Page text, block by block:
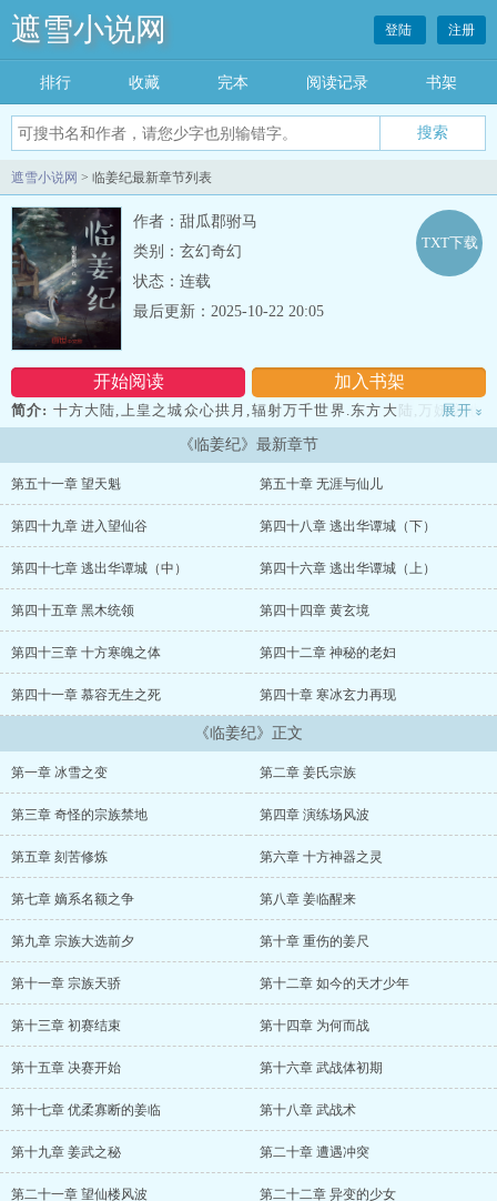
遮雪小说网 登陆 注册
排行 收藏 完本 阅读记录 书架
遮雪小说网 > 临姜纪最新章节列表
作者：甜瓜郡驸马
类别：玄幻奇幻
状态：连载
开始阅读 加入书架
TXT下载
最后更新：2025-10-22 20:05
简介: 十方大陆,上皇之城众心拱月,辐射万千世界.东方大陆,万妖之地,
龙族之王威震四海! 西方大陆,奇门遁甲,奇灵神阵,锁尽天下亡灵!南
方大陆,武道宗师,抬手可变山川日月,武道传承不朽! 北方大陆,极北
之地,万物沉寂,冰封战神,横跨天下!然而,冰封战神一夜之间突然暴毙,
暴!...
展开 »
《临姜纪》最新章节
第五十一章 望天魁 第五十章 无涯与仙儿
第四十九章 进入望仙谷 第四十八章 逃出华谭城（下）
第四十七章 逃出华谭城（中） 第四十六章 逃出华谭城（上）
第四十五章 黑木统领 第四十四章 黄玄境
第四十三章 十方寒魄之体 第四十二章 神秘的老妇
第四十一章 慕容无生之死 第四十章 寒冰玄力再现
《临姜纪》正文
第一章 冰雪之变 第二章 姜氏宗族
第三章 奇怪的宗族禁地 第四章 演练场风波
第五章 刻苦修炼 第六章 十方神器之灵
第七章 嫡系名额之争 第八章 姜临醒来
第九章 宗族大选前夕 第十章 重伤的姜尺
第十一章 宗族天骄 第十二章 如今的天才少年
第十三章 初赛结束 第十四章 为何而战
第十五章 决赛开始 第十六章 武战体初期
第十七章 优柔寡断的姜临 第十八章 武战术
第十九章 姜武之秘 第二十章 遭遇冲突
第二十一章 望仙楼风波 第二十二章 异变的少女